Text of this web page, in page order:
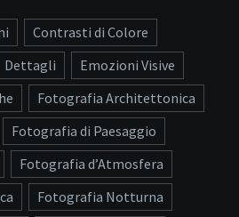
Contrasti di Colore
Dettagli
Emozioni Visive
Fotografia Architettonica
Fotografia di Paesaggio
Fotografia d’Atmosfera
Fotografia Notturna